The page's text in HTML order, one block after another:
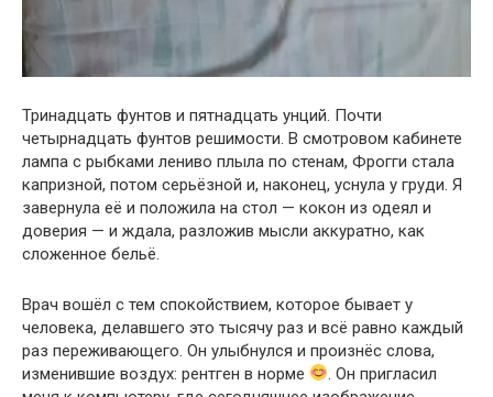
Тринадцать фунтов и пятнадцать унций. Почти
четырнадцать фунтов решимости. В смотровом кабинете
лампа с рыбками лениво плыла по стенам, Фрогги стала
капризной, потом серьёзной и, наконец, уснула у груди. Я
завернула её и положила на стол — кокон из одеял и
доверия — и ждала, разложив мысли аккуратно, как
сложенное бельё.
Врач вошёл с тем спокойствием, которое бывает у
человека, делавшего это тысячу раз и всё равно каждый
раз переживающего. Он улыбнулся и произнёс слова,
изменившие воздух: рентген в норме
. Он пригласил